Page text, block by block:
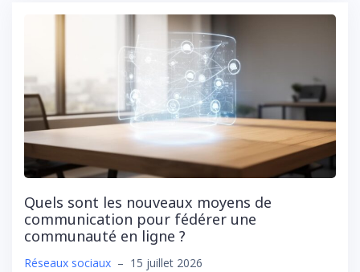
Quels sont les nouveaux moyens de
communication pour fédérer une
communauté en ligne ?
Réseaux sociaux – 15 juillet 2026